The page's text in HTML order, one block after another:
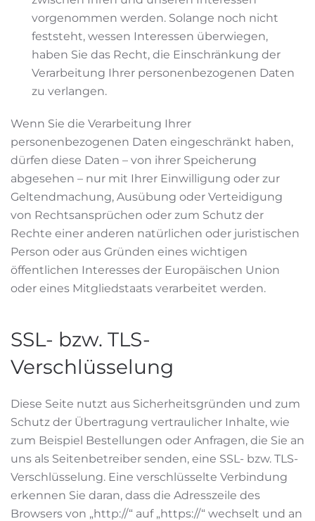
vorgenommen werden. Solange noch nicht
feststeht, wessen Interessen überwiegen,
haben Sie das Recht, die Einschränkung der
Verarbeitung Ihrer personenbezogenen Daten
zu verlangen.
Wenn Sie die Verarbeitung Ihrer
personenbezogenen Daten eingeschränkt haben,
dürfen diese Daten – von ihrer Speicherung
abgesehen – nur mit Ihrer Einwilligung oder zur
Geltendmachung, Ausübung oder Verteidigung
von Rechtsansprüchen oder zum Schutz der
Rechte einer anderen natürlichen oder juristischen
Person oder aus Gründen eines wichtigen
öffentlichen Interesses der Europäischen Union
oder eines Mitgliedstaats verarbeitet werden.
SSL- bzw. TLS-
Verschlüsselung
Diese Seite nutzt aus Sicherheitsgründen und zum
Schutz der Übertragung vertraulicher Inhalte, wie
zum Beispiel Bestellungen oder Anfragen, die Sie an
uns als Seitenbetreiber senden, eine SSL- bzw. TLS-
Verschlüsselung. Eine verschlüsselte Verbindung
erkennen Sie daran, dass die Adresszeile des
Browsers von „http://“ auf „https://“ wechselt und an